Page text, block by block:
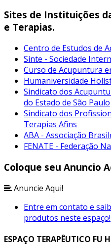
Sites de Instituições
e Terapias.
Centro de Estudos de
Sinte - Sociedade
Curso de Acupuntura
Humaniversidade
Sindicato dos
do Estado de São Paulo
Sindicato dos
Terapias Afins
ABA - Associação
FENATE - Federação
Coloque seu Anuncio
Anuncie Aqui!
Entre em contato e
produtos neste espaço!
ESPAÇO TERAPÊUTICO FU